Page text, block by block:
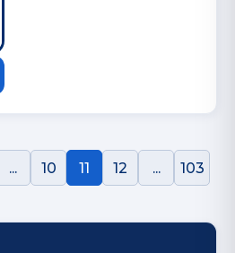
... 10 11 12 ... 103